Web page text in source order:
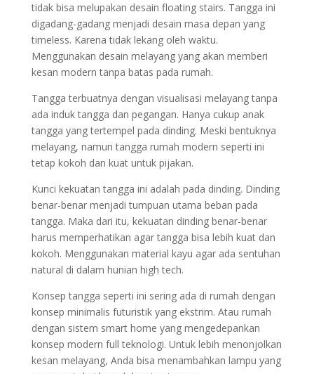
tidak bisa melupakan desain floating stairs. Tangga ini
digadang-gadang menjadi desain masa depan yang
timeless. Karena tidak lekang oleh waktu.
Menggunakan desain melayang yang akan memberi
kesan modern tanpa batas pada rumah.
Tangga terbuatnya dengan visualisasi melayang tanpa
ada induk tangga dan pegangan. Hanya cukup anak
tangga yang tertempel pada dinding. Meski bentuknya
melayang, namun tangga rumah modern seperti ini
tetap kokoh dan kuat untuk pijakan.
Kunci kekuatan tangga ini adalah pada dinding. Dinding
benar-benar menjadi tumpuan utama beban pada
tangga. Maka dari itu, kekuatan dinding benar-benar
harus memperhatikan agar tangga bisa lebih kuat dan
kokoh. Menggunakan material kayu agar ada sentuhan
natural di dalam hunian high tech.
Konsep tangga seperti ini sering ada di rumah dengan
konsep minimalis futuristik yang ekstrim. Atau rumah
dengan sistem smart home yang mengedepankan
konsep modern full teknologi. Untuk lebih menonjolkan
kesan melayang, Anda bisa menambahkan lampu yang